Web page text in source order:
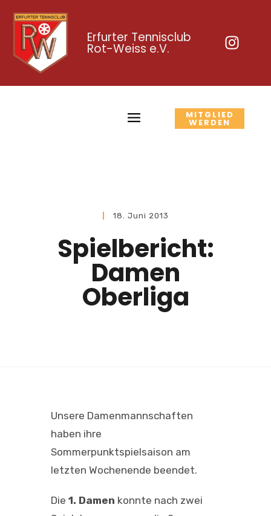
Erfurter Tennisclub
Rot-Weiss e.V.
MITGLIED
WERDEN
18. Juni 2013
Spielbericht:
Damen
Oberliga
Unsere Damenmannschaften
haben ihre
Sommerpunktspielsaison am
letzten Wochenende beendet.
Die 1. Damen konnte nach zwei